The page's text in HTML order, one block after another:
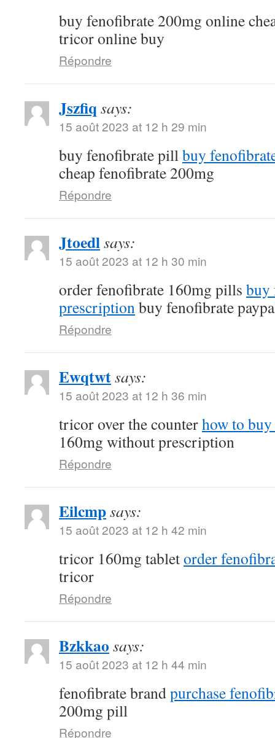
buy fenofibrate 200mg online
tricor online buy
Répondre
Jszfiq says:
15 août 2023 at 12 h 29 min
buy fenofibrate pillbuy
cheap fenofibrate 200mg
Répondre
Jtoedlsays:
15 août 2023 at 12 h 30 min
order fenofibrate 160mg pills buy
prescriptionbuy fenofibrate
Répondre
Ewqtwtsays:
15 août 2023 at 12 h 36 min
tricor over the counterhow to
160mg without prescription
Répondre
Eilcmpsays:
15 août 2023 at 12 h 42 min
tricor 160mg tabletorder
tricor
Répondre
Bzkkao says:
15 août 2023 at 12 h 44 min
fenofibrate brandpurchase
200mg pill
Répondre